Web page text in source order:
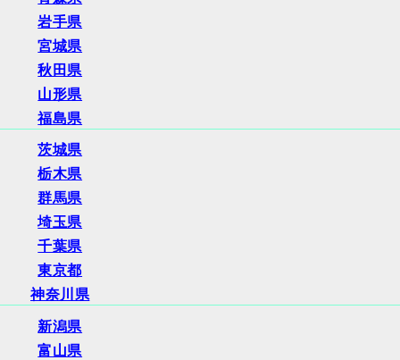
岩手県
宮城県
秋田県
山形県
福島県
茨城県
栃木県
群馬県
埼玉県
千葉県
東京都
神奈川県
新潟県
富山県